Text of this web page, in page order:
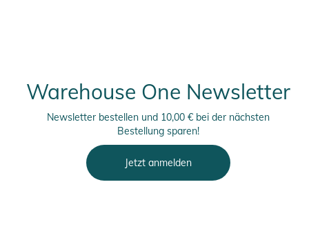
Warehouse One Newsletter
Newsletter bestellen und 10,00 € bei der nächsten
Bestellung sparen!
Jetzt anmelden